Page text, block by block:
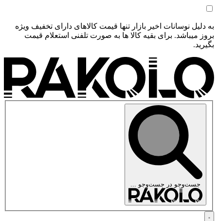
به دلیل نوسانات اخیر بازار تنها قیمت کالاهای دارای تخفیف ویژه
بروز میباشد. برای بقیه کالا ها به صورت تلفنی استعلام قیمت
بگیرید.
جست‌وجو در جست‌وجو ...